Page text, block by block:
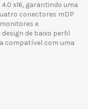
x16, garantindo uma
conectores mDP
e
de baixo perfil
compatível com uma